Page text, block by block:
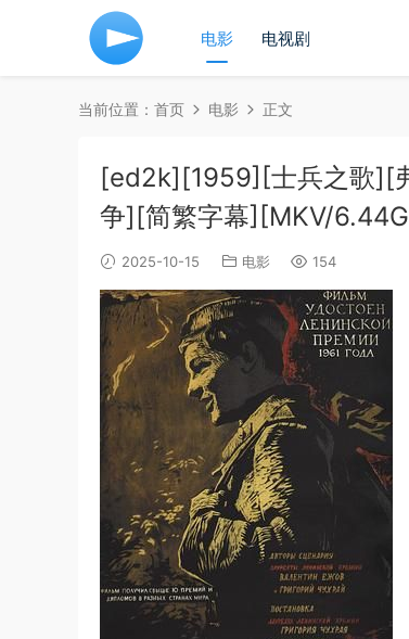
电影 电视剧
当前位置： 首页 电影 正文
[ed2k][1959][士兵之歌][
争][简繁字幕][MKV/
2025-10-15 电影 154